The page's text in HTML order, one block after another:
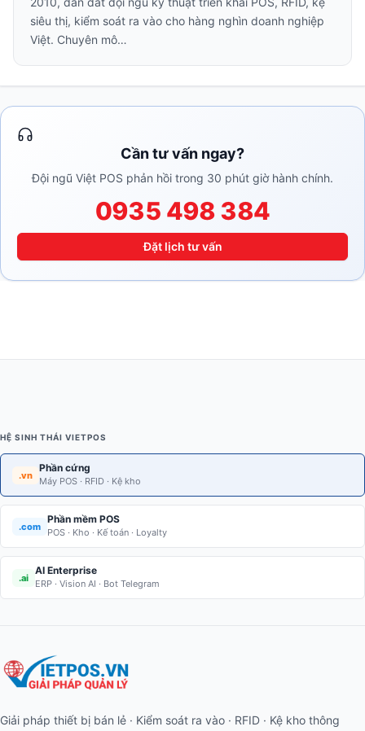
siêu thị, kiểm soát ra vào cho hàng nghìn doanh nghiệp
Việt. Chuyên mô…
Cần tư vấn ngay?
Đội ngũ Việt POS phản hồi trong 30 phút giờ hành chính.
0935 498 384
Đặt lịch tư vấn
HỆ SINH THÁI VIETPOS
.vn
Phần cứng
Máy POS · RFID · Kệ kho
.com
Phần mềm POS
POS · Kho · Kế toán · Loyalty
.ai
AI Enterprise
ERP · Vision AI · Bot Telegram
Giải pháp thiết bị bán lẻ · Kiểm soát ra vào · RFID · Kệ kho thông